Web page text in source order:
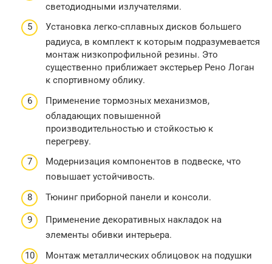
светодиодными излучателями.
Установка легко-сплавных дисков большего
радиуса, в комплект к которым подразумевается
монтаж низкопрофильной резины. Это
существенно приближает экстерьер Рено Логан
к спортивному облику.
Применение тормозных механизмов,
обладающих повышенной
производительностью и стойкостью к
перегреву.
Модернизация компонентов в подвеске, что
повышает устойчивость.
Тюнинг приборной панели и консоли.
Применение декоративных накладок на
элементы обивки интерьера.
Монтаж металлических облицовок на подушки